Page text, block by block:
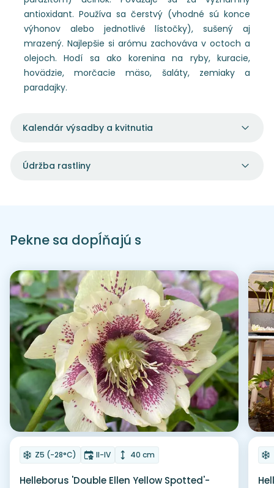
antioxidant. Používa sa čerstvý (vhodné sú konce
výhonov alebo jednotlivé lístočky), sušený aj
mrazený. Najlepšie si arómu zachováva v octoch a
olejoch. Hodí sa ako korenina na ryby, kuracie,
hovädzie, morčacie mäso, šaláty, zemiaky a
paradajky.
Kalendár výsadby a kvitnutia
Údržba rastliny
Pekne sa dopĺňajú s
Odober do zoznamu želaní
Mrazuvzdornosť
Z5 (-28°C) Doba kvitnutia
II-IV Výška rastliny
40 cm
Helleborus 'Double Ellen Yellow Spotted'-